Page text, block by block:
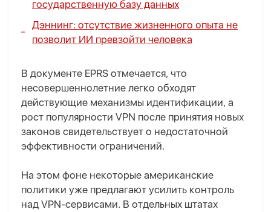
государственную базу данных
Дэннинг: отсутствие жизненного опыта не
позволит ИИ превзойти человека
В документе EPRS отмечается, что
несовершеннолетние легко обходят
действующие механизмы идентификации, а
рост популярности VPN после принятия новых
законов свидетельствует о недостаточной
эффективности ограничений.
На этом фоне некоторые американские
политики уже предлагают усилить контроль
над VPN-сервисами. В отдельных штатах